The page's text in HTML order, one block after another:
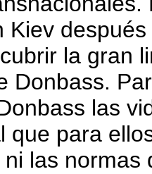
Kiev
la gran
Donbass.
las
que para
las normas